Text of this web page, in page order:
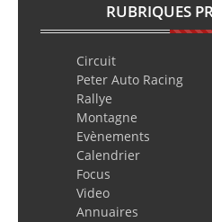
RUBRIQUES
Circuit
Peter Auto Racing
Rallye
Montagne
Evènements
Calendrier
Focus
Video
Annuaires